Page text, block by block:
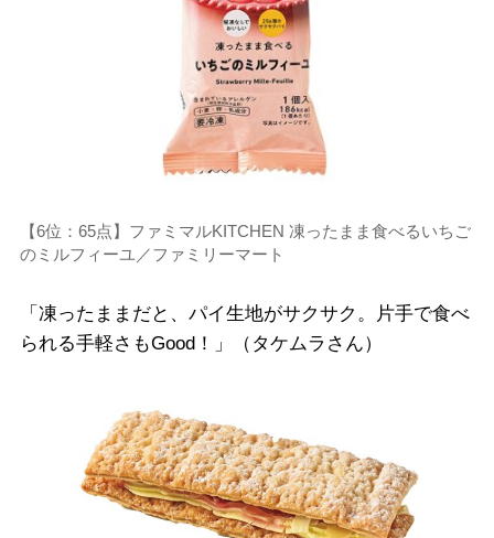
【6位：65点】ファミマルKITCHEN 凍ったまま食べるいちご
のミルフィーユ／ファミリーマート
「凍ったままだと、パイ生地がサクサク。片手で食べ
られる手軽さもGood！」（タケムラさん）